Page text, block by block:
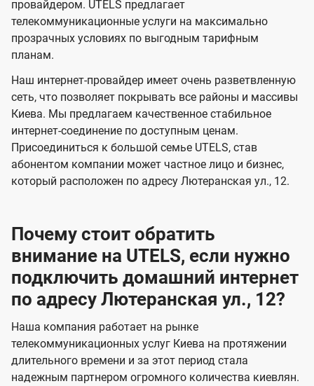
s
и
д
е
н
и
я
д
е
и
я
провайдером. UTELS предлагает
телекоммуникационные услуги на максимально
прозрачных условиях по выгодным тарифным
планам.
Наш интернет-провайдер имеет очень разветвленную
сеть, что позволяет покрывать все районы и массивы
Киева. Мы предлагаем качественное стабильное
интернет-соединение по доступным ценам.
Присоединиться к большой семье UTELS, став
абонентом компании может частное лицо и бизнес,
который расположен по адресу Лютеранская ул., 12.
Почему стоит обратить
внимание на UTELS, если нужно
подключить домашний интернет
по адресу Лютеранская ул., 12?
Наша компания работает на рынке
телекоммуникационных услуг Киева на протяжении
длительного времени и за этот период стала
надежным партнером огромного количества киевлян.